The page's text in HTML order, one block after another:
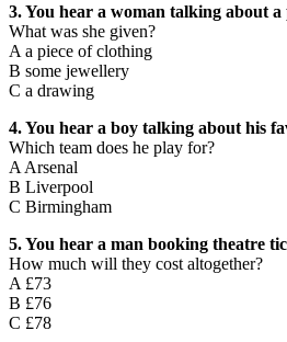
3. You hear a woman talking about a
What was she given?
A a piece of clothing
B some jewellery
C a drawing
4. You hear a boy talking about his
Which team does he play for?
A Arsenal
B Liverpool
C Birmingham
5. You hear a man booking theatre
How much will they cost altogether?
A £73
B £76
C £78